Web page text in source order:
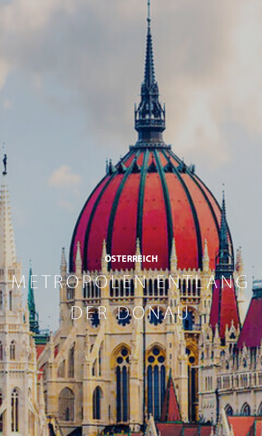
ÖSTERREICH
METROPOLEN ENTLANG
DER DONAU